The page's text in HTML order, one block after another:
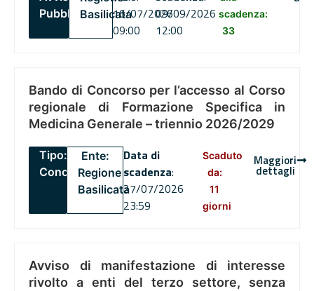
PubblicoBasilicata16/07/2026
09:00
09/09/2026
12:00
scadenza:
33
Bando di Concorso per l’accesso al Corso
regionale di Formazione Specifica in
Medicina Generale – triennio 2026/2029
Tipo:
Concorsi
Ente:
Regione
Basilicata
Data di
scadenza:
27/07/2026
23:59
Scaduto
da:
11
giorni
Maggiori
dettagli
Avviso di manifestazione di interesse
rivolto a enti del terzo settore, senza